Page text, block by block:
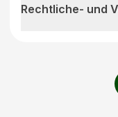
Rechtliche- und